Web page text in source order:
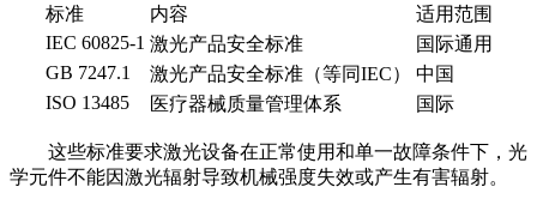
标准 内容
适用范围
IEC 60825-1 激光产品安全标准
国际通用
GB 7247.1
激光产品安全标准（等同IEC）
中国
ISO 13485
医疗器械质量管理体系 国际
这些标准要求激光设备在正常使用和单一故障条件下，光
学元件不能因激光辐射导致机械强度失效或产生有害辐射。